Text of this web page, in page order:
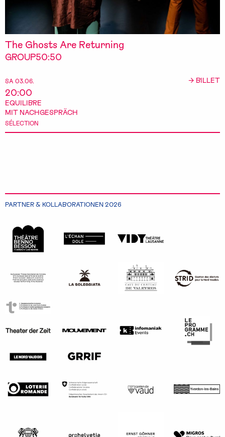
SA 03.06.
20:00
EQUILIBRE
MIT NACHGESPRÄCH
SÉLECTION
The Ghosts Are Returning
GROUP50:50
→ BILLET
PARTNER & KOLLABORATIONEN 2026